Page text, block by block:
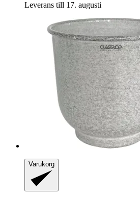
Leverans till 17. augusti
Varukorg